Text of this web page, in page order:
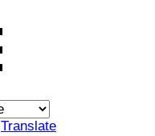
Translate